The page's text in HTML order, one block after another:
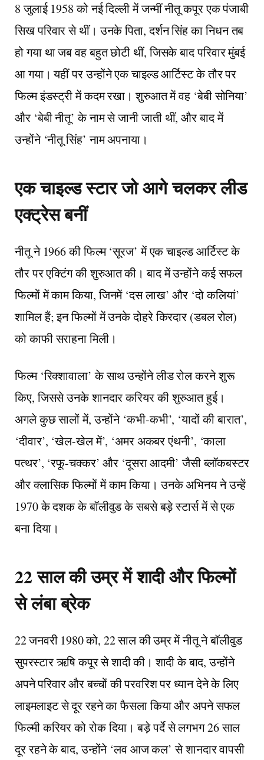
8 जुलाई 1958 को नई दिल्ली में जन्मीं नीतू कपूर एक पंजाबी
सिख परिवार से थीं। उनके पिता, दर्शन सिंह का निधन तब
हो गया था जब वह बहुत छोटी थीं, जिसके बाद परिवार मुंबई
आ गया। यहीं पर उन्होंने एक चाइल्ड आर्टिस्ट के तौर पर
फिल्म इंडस्ट्री में कदम रखा। शुरुआत में वह ‘बेबी सोनिया’
और ‘बेबी नीतू’ के नाम से जानी जाती थीं, और बाद में
उन्होंने ‘नीतू सिंह’ नाम अपनाया।
एक चाइल्ड स्टार जो आगे चलकर लीड
एक्ट्रेस बनीं
नीतू ने 1966 की फिल्म ‘सूरज’ में एक चाइल्ड आर्टिस्ट के
तौर पर एक्टिंग की शुरुआत की। बाद में उन्होंने कई सफल
फिल्मों में काम किया, जिनमें ‘दस लाख’ और ‘दो कलियां’
शामिल हैं; इन फिल्मों में उनके दोहरे किरदार (डबल रोल)
को काफी सराहना मिली।
फिल्म ‘रिक्शावाला’ के साथ उन्होंने लीड रोल करने शुरू
किए, जिससे उनके शानदार करियर की शुरुआत हुई।
अगले कुछ सालों में, उन्होंने ‘कभी-कभी’, ‘यादों की बारात’,
‘दीवार’, ‘खेल-खेल में’, ‘अमर अकबर एंथनी’, ‘काला
पत्थर’, ‘रफू-चक्कर’ और ‘दूसरा आदमी’ जैसी ब्लॉकबस्टर
और क्लासिक फिल्मों में काम किया। उनके अभिनय ने उन्हें
1970 के दशक के बॉलीवुड के सबसे बड़े स्टार्स में से एक
बना दिया।
22 साल की उम्र में शादी और फिल्मों
से लंबा ब्रेक
22 जनवरी 1980 को, 22 साल की उम्र में नीतू ने बॉलीवुड
सुपरस्टार ऋषि कपूर से शादी की। शादी के बाद, उन्होंने
अपने परिवार और बच्चों की परवरिश पर ध्यान देने के लिए
लाइमलाइट से दूर रहने का फैसला किया और अपने सफल
फिल्मी करियर को रोक दिया। बड़े पर्दे से लगभग 26 साल
दूर रहने के बाद, उन्होंने ‘लव आज कल’ से शानदार वापसी